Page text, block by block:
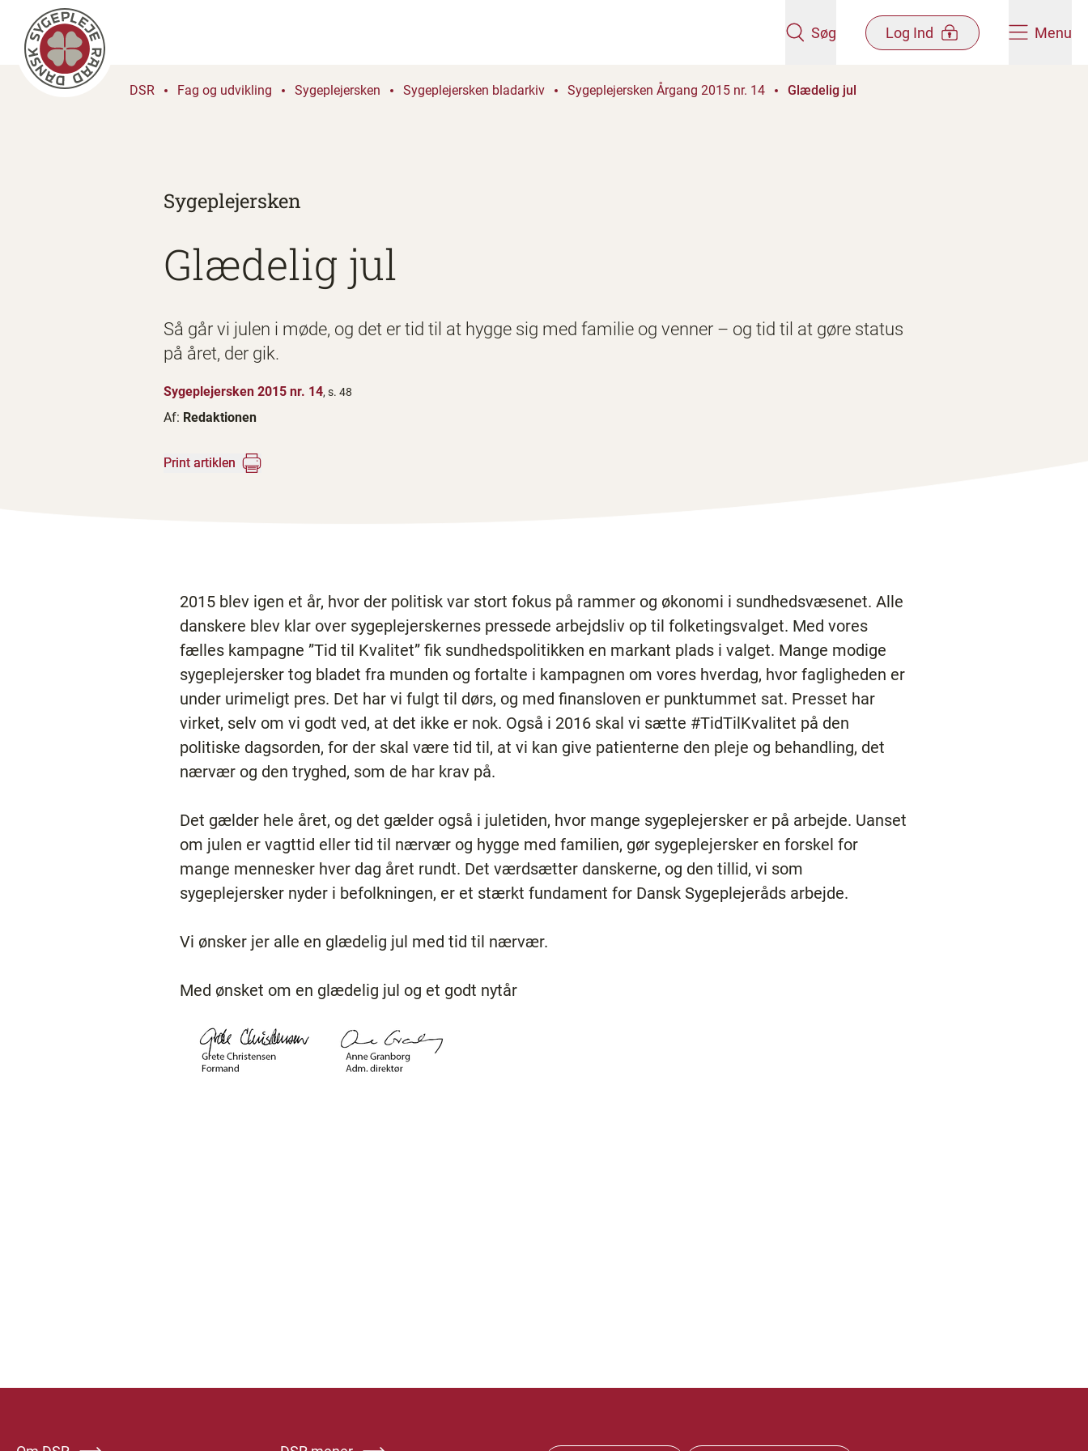
Søg Log Ind Menu
DSR Fag og udvikling Sygeplejersken Sygeplejersken bladarkiv Sygeplejersken Årgang 2015 nr. 14 Glædelig jul
Sygeplejersken
Glædelig jul
Så går vi julen i møde, og det er tid til at hygge sig med familie og venner – og tid til at gøre status
på året, der gik.
Sygeplejersken 2015 nr. 14, s. 48
Af: Redaktionen
Print artiklen
2015 blev igen et år, hvor der politisk var stort fokus på rammer og økonomi i sundhedsvæsenet. Alle
danskere blev klar over sygeplejerskernes pressede arbejdsliv op til folketingsvalget. Med vores
fælles kampagne ”Tid til Kvalitet” fik sundhedspolitikken en markant plads i valget. Mange modige
sygeplejersker tog bladet fra munden og fortalte i kampagnen om vores hverdag, hvor fagligheden er
under urimeligt pres. Det har vi fulgt til dørs, og med finansloven er punktummet sat. Presset har
virket, selv om vi godt ved, at det ikke er nok. Også i 2016 skal vi sætte #TidTilKvalitet på den
politiske dagsorden, for der skal være tid til, at vi kan give patienterne den pleje og behandling, det
nærvær og den tryghed, som de har krav på.
Det gælder hele året, og det gælder også i juletiden, hvor mange sygeplejersker er på arbejde. Uanset
om julen er vagttid eller tid til nærvær og hygge med familien, gør sygeplejersker en forskel for
mange mennesker hver dag året rundt. Det værdsætter danskerne, og den tillid, vi som
sygeplejersker nyder i befolkningen, er et stærkt fundament for Dansk Sygeplejeråds arbejde.
Vi ønsker jer alle en glædelig jul med tid til nærvær.
Med ønsket om en glædelig jul og et godt nytår